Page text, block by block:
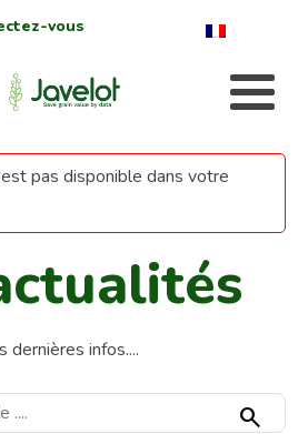
vous
pas disponible dans votre
dernières infos....
search